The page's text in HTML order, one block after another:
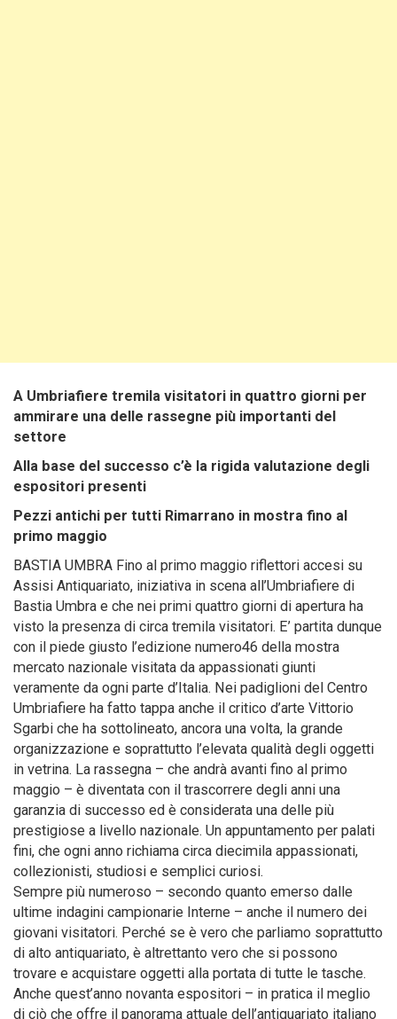
A Umbriafiere tremila visitatori in quattro giorni per
ammirare una delle rassegne più importanti del
settore
Alla base del successo c’è la rigida valutazione degli
espositori presenti
Pezzi antichi per tutti Rimarrano in mostra fino al
primo maggio
BASTIA UMBRA Fino al primo maggio riflettori accesi su
Assisi Antiquariato, iniziativa in scena all’Umbriafiere di
Bastia Umbra e che nei primi quattro giorni di apertura ha
visto la presenza di circa tremila visitatori. E’ partita dunque
con il piede giusto l’edizione numero46 della mostra
mercato nazionale visitata da appassionati giunti
veramente da ogni parte d’Italia. Nei padiglioni del Centro
Umbriafiere ha fatto tappa anche il critico d’arte Vittorio
Sgarbi che ha sottolineato, ancora una volta, la grande
organizzazione e soprattutto l’elevata qualità degli oggetti
in vetrina. La rassegna – che andrà avanti fino al primo
maggio – è diventata con il trascorrere degli anni una
garanzia di successo ed è considerata una delle più
prestigiose a livello nazionale. Un appuntamento per palati
fini, che ogni anno richiama circa diecimila appassionati,
collezionisti, studiosi e semplici curiosi.
Sempre più numeroso – secondo quanto emerso dalle
ultime indagini campionarie Interne – anche il numero dei
giovani visitatori. Perché se è vero che parliamo soprattutto
di alto antiquariato, è altrettanto vero che si possono
trovare e acquistare oggetti alla portata di tutte le tasche.
Anche quest’anno novanta espositori – in pratica il meglio
di ciò che offre il panorama attuale dell’antiquariato italiano